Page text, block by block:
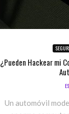
¿Pueden Hackear mi
Un automóvil